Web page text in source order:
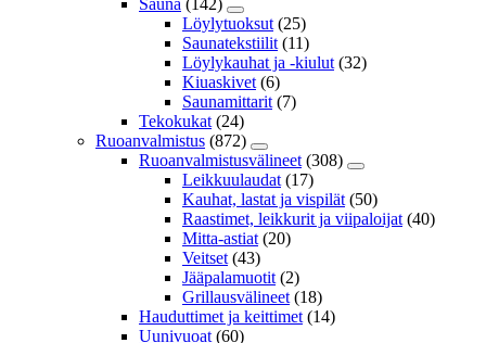
Sauna (142)
Löylytuoksut (25)
Saunatekstiilit (11)
Löylykauhat ja -kiulut (32)
Kiuaskivet (6)
Saunamittarit (7)
Tekokukat (24)
Ruoanvalmistus (872)
Ruoanvalmistusvälineet (308)
Leikkuulaudat (17)
Kauhat, lastat ja vispilät (50)
Raastimet, leikkurit ja viipaloijat (40)
Mitta-astiat (20)
Veitset (43)
Jääpalamuotit (2)
Grillausvälineet (18)
Hauduttimet ja keittimet (14)
Uunivuoat (60)